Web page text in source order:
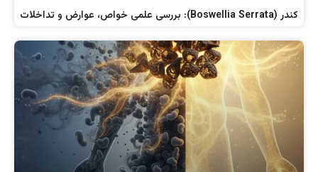
کندر (Boswellia Serrata): بررسی علمی خواص، عوارض و تداخلات